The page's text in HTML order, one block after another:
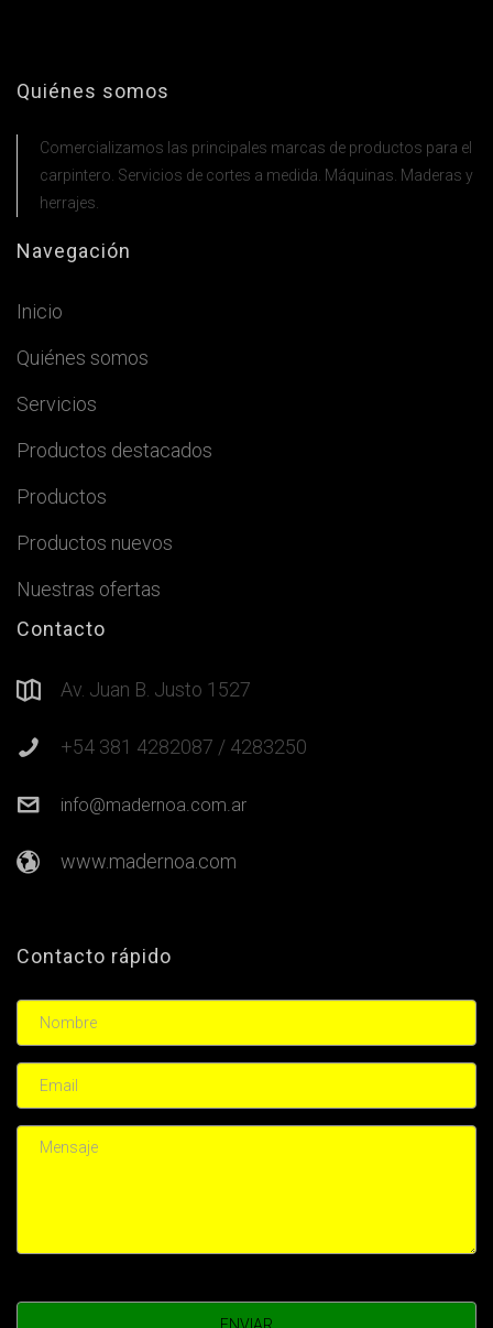
Quiénes somos
Comercializamos las principales marcas de productos para el
carpintero. Servicios de cortes a medida. Máquinas. Maderas y
herrajes.
Navegación
Inicio
Quiénes somos
Servicios
Productos destacados
Productos
Productos nuevos
Nuestras ofertas
Contacto
Av. Juan B. Justo 1527
+54 381 4282087 / 4283250
info@madernoa.com.ar
www.madernoa.com
Contacto rápido